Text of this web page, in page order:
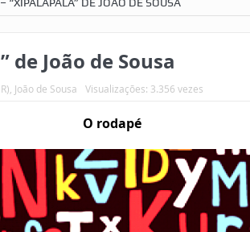
de João de Sousa
João de Sousa Visualizações: 3.356 vezes
O rodapé